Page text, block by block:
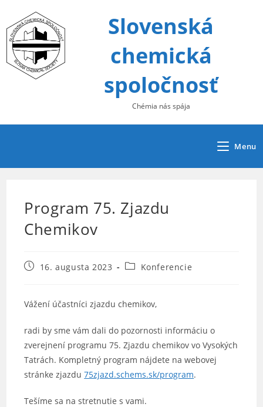
content
Slovenská
chemická
spoločnosť
Chémia nás spája
Menu
Program 75. Zjazdu
Chemikov
Post16. augusta 2023
PostKonferencie
Vážení účastníci zjazdu chemikov,
radi by sme vám dali do pozornosti informáciu o
zverejnení programu 75. Zjazdu chemikov vo Vysokých
Tatrách. Kompletný program nájdete na webovej
stránke zjazdu75zjazd.schems.sk/program.
Tešíme sa na stretnutie s vami.